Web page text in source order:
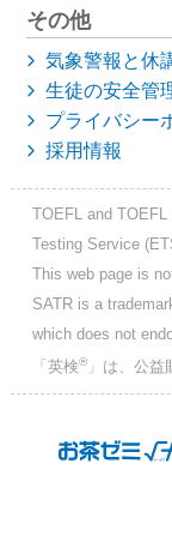
その他
気象警報と休
生徒の安全管
プライバシー
採用情報
TOEFL and
Testing Service
This web page is
SATR is a
which does not
「英検®」は、公益